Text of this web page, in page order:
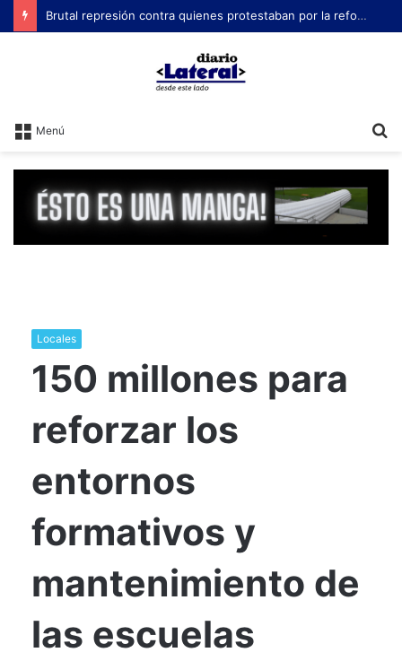
Menú
Locales
150 millones para
reforzar los
entornos
formativos y
mantenimiento de
las escuelas